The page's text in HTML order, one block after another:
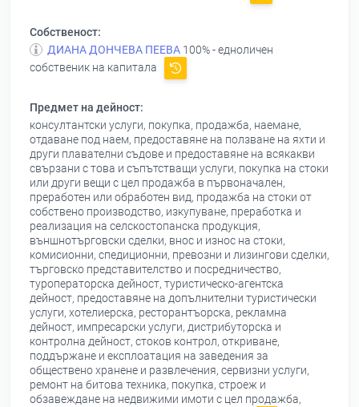
Собственост:
ДИАНА ДОНЧЕВА ПЕЕВА 100% - едноличен
собственик на капитала
Предмет на дейност:
консултантски услуги, покупка, продажба, наемане,
отдаване под наем, предоставяне на ползване на яхти и
други плавателни съдове и предоставяне на всякакви
свързани с това и съпътстващи услуги, покупка на стоки
или други вещи с цел продажба в първоначален,
преработен или обработен вид, продажба на стоки от
собствено производство, изкупуване, преработка и
реализация на селскостопанска продукция,
външнотърговски сделки, внос и износ на стоки,
комисионни, спедиционни, превозни и лизингови сделки,
търговско представителство и посредничество,
туроператорска дейност, туристическо-агентска
дейност, предоставяне на допълнителни туристически
услуги, хотелиерска, ресторантъорска, рекламна
дейност, импресарски услуги, дистрибуторска и
контролна дейност, стоков контрол, откриване,
поддържане и експлоатация на заведения за
обществено хранене и развлечения, сервизни услуги,
ремонт на битова техника, покупка, строеж и
обзавеждане на недвижими имоти с цел продажба,